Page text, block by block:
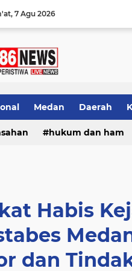
7 Agu 2026
Medan Daerah
hukum dan ham
Habis
dan